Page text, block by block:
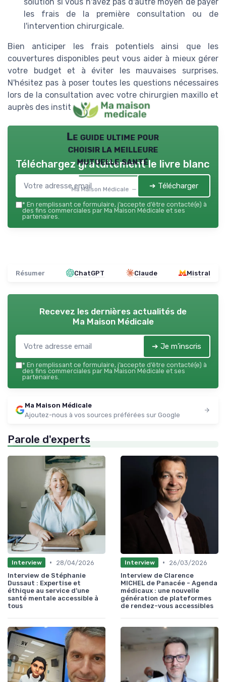
les frais de la première consultation ou de
l'intervention chirurgicale.
Bien anticiper les frais potentiels ainsi que les
couvertures disponibles peut vous aider à mieux gérer
votre budget et à éviter les mauvaises surprises.
N'hésitez pas à poser toutes les questions nécessaires
lors de la consultation avec votre chirurgien maxillo et
auprès des institutions concernées.
Le guide ultime pour
choisir la meilleure
mutuelle santé
Ma Maison Médicale — 2026
Téléchargez gratuitement le livre blanc
➔ Télécharger
* En remplissant ce formulaire, j’accepte d’être contacté(e) à
des fins commerciales par Ma Maison Médicale et ses
partenaires.
Résumer ChatGPT Claude Mistral
Recevez les dernières actualités de
Ma Maison Médicale
➔ Je m'inscris
* En remplissant ce formulaire, j’accepte d’être contacté(e) à
des fins commerciales par Ma Maison Médicale et ses
partenaires.
Ma Maison Médicale
Ajoutez-nous à vos sources préférées sur Google
Parole d'experts
Interview •
28/04/2026
Interview de Stéphanie
Dussaut : Expertise et
éthique au service d’une
santé mentale accessible à
tous
Interview •
26/03/2026
Interview de Clarence
MICHEL de Panacée - Agenda
médicaux : une nouvelle
génération de plateformes
de rendez-vous accessibles